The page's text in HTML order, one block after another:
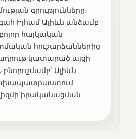
գրությունները։
Իլհամ Ալիևն անձամբ
հայկական
հուշարձաններից
կատարած այցի
Ալիևն
իրականացման